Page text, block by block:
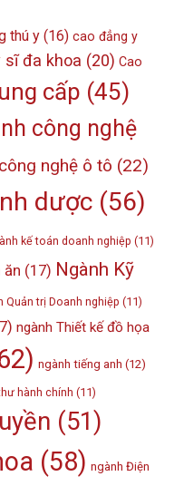
thú y(16) cao đẳng y
sĩ đa khoa (20) Cao
cấp (45)
công nghệ
nghệ ô tô (22)
dược(56)
kế toán doanh nghiệp (11)
ăn (17) Ngành Kỹ
Quản trị Doanh nghiệp (11)
ngành Thiết kế đồ họa
ngành tiếng anh (12)
hành chính (11)
(51)
(58) ngành Điện